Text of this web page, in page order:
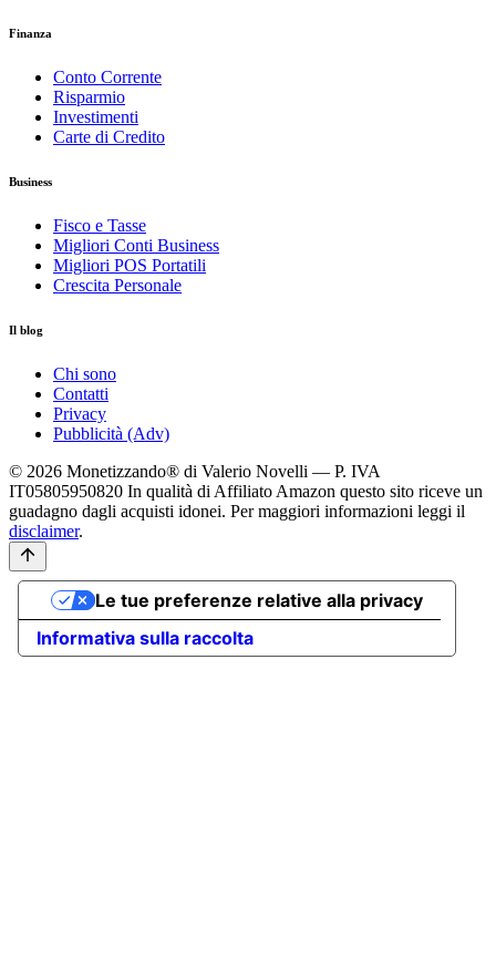
Finanza
Conto Corrente
Risparmio
Investimenti
Carte di Credito
Business
Fisco e Tasse
Migliori Conti Business
Migliori POS Portatili
Crescita Personale
Il blog
Chi sono
Contatti
Privacy
Pubblicità (Adv)
© 2026 Monetizzando® di Valerio Novelli — P. IVA
IT05805950820 In qualità di Affiliato Amazon questo sito riceve un
guadagno dagli acquisti idonei. Per maggiori informazioni leggi il
disclaimer.
Informativa sulla raccolta
Le tue preferenze relative alla privacy